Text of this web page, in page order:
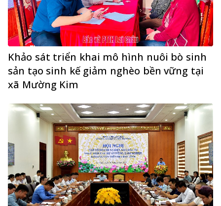
Khảo sát triển khai mô hình nuôi bò sinh
sản tạo sinh kế giảm nghèo bền vững tại
xã Mường Kim